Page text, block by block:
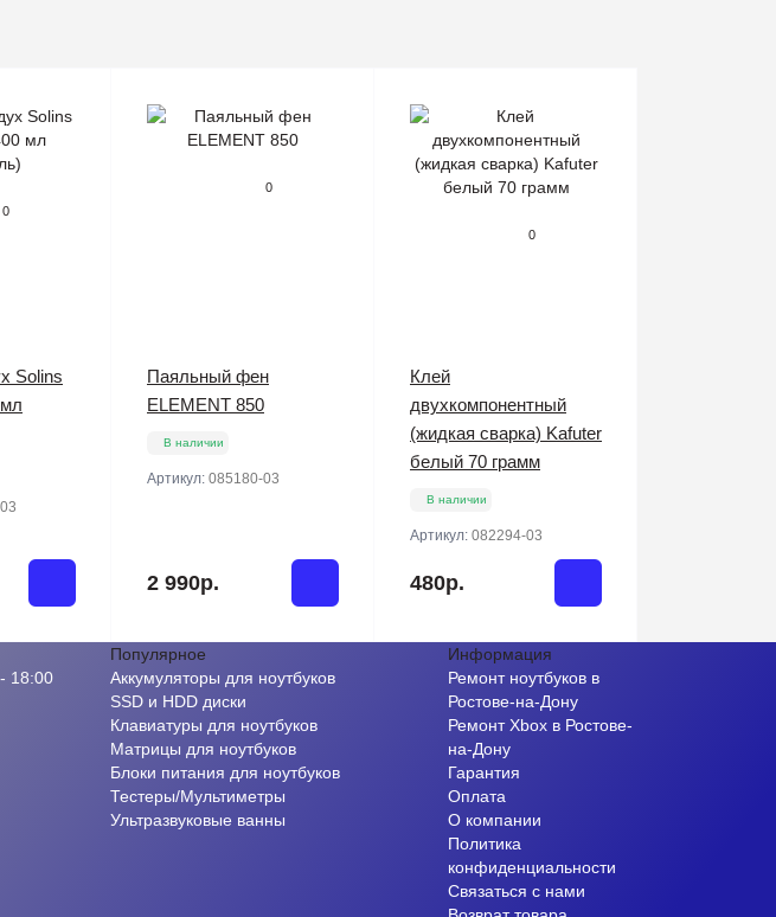
0
Solins
0
Паяльный фен
ELEMENT 850
В наличии
Артикул: 085180-03
2 990р.
0
Клей
двухкомпонентный
(жидкая сварка) Kafuter
белый 70 грамм
В наличии
Артикул: 082294-03
480р.
18:00
Популярное
Аккумуляторы для ноутбуков
SSD и HDD диски
Клавиатуры для ноутбуков
Матрицы для ноутбуков
Блоки питания для ноутбуков
Тестеры/Мультиметры
Ультразвуковые ванны
Информация
Ремонт ноутбуков в
Ростове-на-Дону
Ремонт Xbox в Ростове-
на-Дону
Гарантия
Оплата
О компании
Политика
конфиденциальности
Связаться с нами